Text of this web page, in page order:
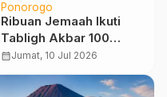
Ponorogo
Ribuan Jemaah Ikuti
Tabligh Akbar 100
Tahun Gontor, Adi
Hidayat Dorong
Lahirnya Pembaru Umat
calendar_monthJumat, 10 Jul 2026